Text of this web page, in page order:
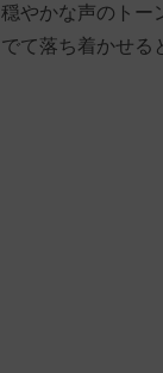
穏やかな声のトー
でて落ち着かせる